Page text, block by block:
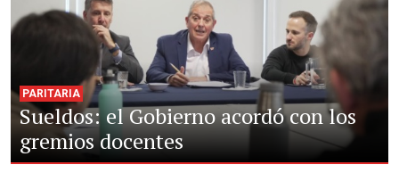
PARITARIA
Sueldos: el Gobierno acordó con los
gremios docentes